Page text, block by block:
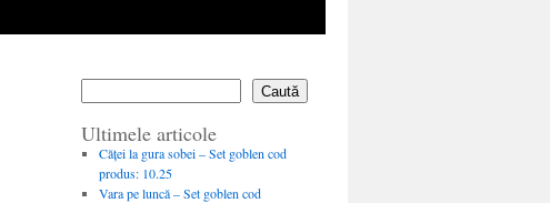
Caută
Ultimele articole
Căţei la gura sobei – Set goblen cod
produs: 10.25
Vara pe luncă – Set goblen cod